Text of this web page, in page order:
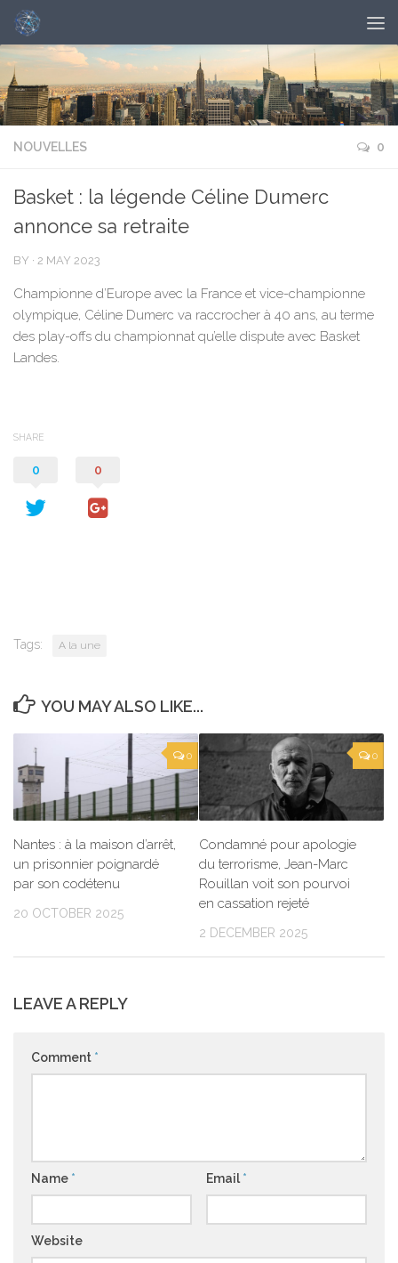
NOUVELLES 0
Basket : la légende Céline Dumerc
annonce sa retraite
BY · 2 MAY 2023
Championne d’Europe avec la France et vice-championne
olympique, Céline Dumerc va raccrocher à 40 ans, au terme
des play-offs du championnat qu’elle dispute avec Basket
Landes.
SHARE
0 0
Tags: A la une
YOU MAY ALSO LIKE...
0
Nantes : à la maison d’arrêt,
un prisonnier poignardé
par son codétenu
20 OCTOBER 2025
0
Condamné pour apologie
du terrorisme, Jean-Marc
Rouillan voit son pourvoi
en cassation rejeté
2 DECEMBER 2025
LEAVE A REPLY
Comment *
Name * Email *
Website